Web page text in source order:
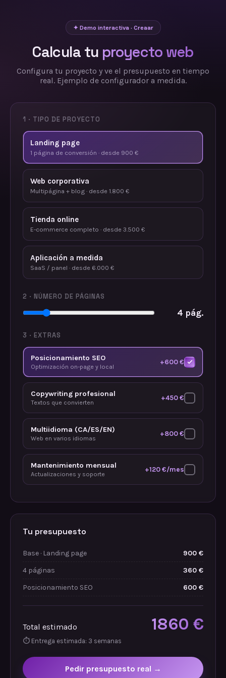
✦ Demo interactiva · Creaar
Calcula tu proyecto web
Configura tu proyecto y ve el presupuesto en tiempo
real. Ejemplo de configurador a medida.
1 · TIPO DE PROYECTO
Landing page
1 página de conversión · desde 900 €
Web corporativa
Multipágina + blog · desde 1.800 €
Tienda online
E-commerce completo · desde 3.500 €
Aplicación a medida
SaaS / panel · desde 6.000 €
2 · NÚMERO DE PÁGINAS
4 pág.
3 · EXTRAS
Posicionamiento SEO
Optimización on-page y local
+600 €
Copywriting profesional
Textos que convierten
+450 €
Multiidioma (CA/ES/EN)
Web en varios idiomas
+800 €
Mantenimiento mensual
Actualizaciones y soporte
+120 €/mes
Tu presupuesto
Base · Landing page
900 €
4 páginas
360 €
Posicionamiento SEO
600 €
Total estimado 1860 €
⏱ Entrega estimada: 3 semanas
Pedir presupuesto real →